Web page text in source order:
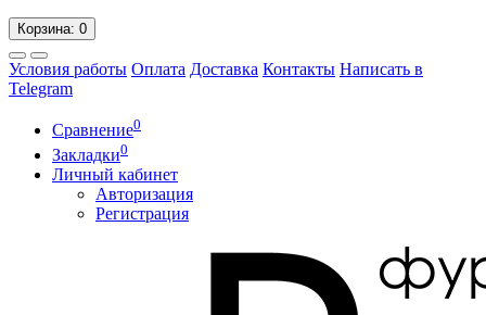
Корзина: 0
Условия работы Оплата Доставка Контакты Написать в
Telegram
Сравнение0
Закладки0
Личный кабинет
Авторизация
Регистрация